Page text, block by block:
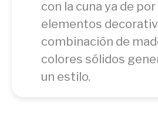
con la cuna ya de por
elementos
combinación de
colores sólidos
un estilo.